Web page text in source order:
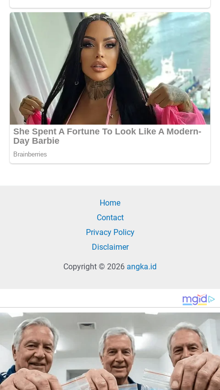
Home
Contact
Privacy Policy
Disclaimer
Copyright © 2026 angka.id